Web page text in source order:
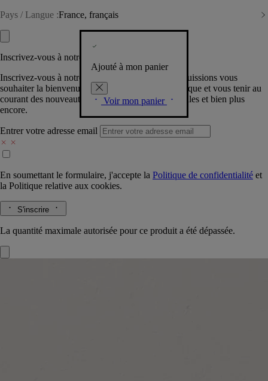
Pays / Langue :France, français
Ajouté à mon panier
Voir mon panier
Inscrivez-vous à notre Newsletter
Inscrivez-vous à notre newsletter pour que nous puissions vous
souhaiter la bienvenue dans la communauté Diptyque et vous tenir au
courant des nouveautés, événements, offres spéciales et bien plus
encore.
Entrer votre adresse email
En soumettant le formulaire, j'accepte la Politique de confidentialité et
la Politique relative aux cookies.
S'inscrire
La quantité maximale autorisée pour ce produit a été dépassée.